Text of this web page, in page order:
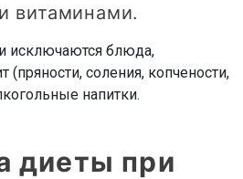
витаминами.
исключаются блюда,
соления, копчености,
напитки.
диеты при